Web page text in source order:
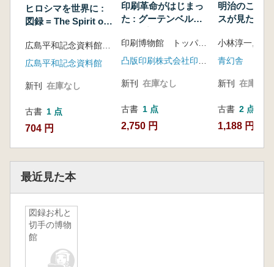
ヒロシマを世界に :
図録 = The Spirit of
広島平和記念資料館
新刊 在庫なし
古書 1 点
704 円
印刷革命がはじまっ
た : グーテンベルク
印刷博物館 トッパンアイデアセンター編集・制作
凸版印刷株式会社印刷博物館
新刊 在庫なし
古書 1 点
2,750 円
明治のここ
スが見た庶
青幻舎
新刊 在庫なし
古書 2 点
1,188 円~
最近見た本
図録お札と
切手の博物
館